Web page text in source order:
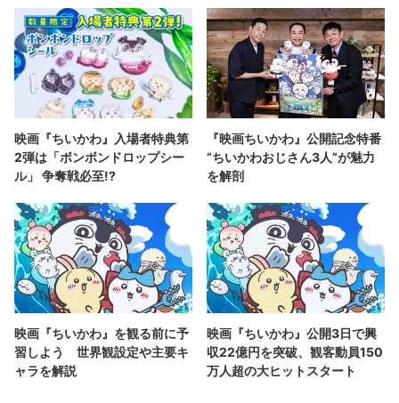
映画『ちいかわ』入場者特典第
2弾は「ボンボンドロップシー
ル」 争奪戦必至!?
『映画ちいかわ』公開記念特番
“ちいかわおじさん3人”が魅力
を解剖
映画『ちいかわ』を観る前に予
習しよう 世界観設定や主要キ
ャラを解説
映画『ちいかわ』公開3日で興
収22億円を突破、観客動員150
万人超の大ヒットスタート